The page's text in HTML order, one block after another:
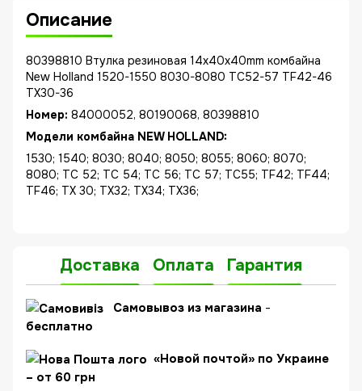
Описание
80398810 Втулка резиновая 14x40x40mm комбайна
New Holland 1520-1550 8030-8080 TC52-57 TF42-46
TX30-36
Номер: 84000052, 80190068, 80398810
Модели комбайна NEW HOLLAND:
1530; 1540; 8030; 8040; 8050; 8055; 8060; 8070;
8080; TC 52; TC 54; TC 56; TC 57; TC55; TF42; TF44;
TF46; TX 30; TX32; TX34; TX36;
Доставка Оплата Гарантия
Cамовывоз из магазина -
бесплатно
«Новой почтой» по Украине
– от 60 грн